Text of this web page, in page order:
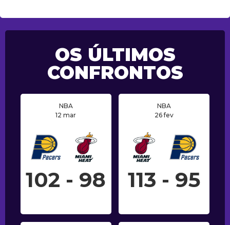
OS ÚLTIMOS
CONFRONTOS
NBA
12 mar
102 - 98
NBA
26 fev
113 - 95